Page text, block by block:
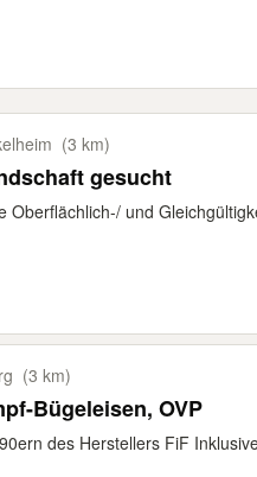
(3 km)
gesucht
Oberflächlich-/ und
(3 km)
Bügeleisen, OVP
des Herstellers FiF